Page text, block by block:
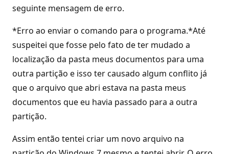
seguinte mensagem de erro.
*Erro ao enviar o comando para o programa.*Até
suspeitei que fosse pelo fato de ter mudado a
localização da pasta meus documentos para uma
outra partição e isso ter causado algum conflito já
que o arquivo que abri estava na pasta meus
documentos que eu havia passado para a outra
partição.
Assim então tentei criar um novo arquivo na